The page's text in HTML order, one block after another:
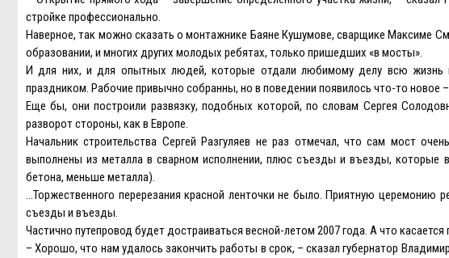
стройке профессионально.
Наверное, так можно сказать о монтажнике Баяне Кушумове, сварщике Максиме
образовании, и многих других молодых ребятах, только пришедших «в мосты».
И для них, и для опытных людей, которые отдали любимому делу всю жизнь
праздником. Рабочие привычно собранны, но в поведении появилось что-то новое
Еще бы, они построили развязку, подобных которой, по словам Сергея
разворот стороны, как в Европе.
Начальник строительства Сергей Разгуляев не раз отмечал, что сам мост
выполнены из металла в сварном исполнении, плюс съезды и въезды, которые
бетона, меньше металла).
…Торжественного перерезания красной ленточки не было. Приятную церемонию
съезды и въезды.
Частично путепровод будет достраиваться весной-летом 2007 года. А что
– Хорошо, что нам удалось закончить работы в срок, – сказал губернатор